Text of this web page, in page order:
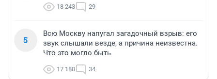
18 243 29
5
Всю Москву напугал загадочный взрыв: его
звук слышали везде, а причина неизвестна.
Что это могло быть
17 180 34